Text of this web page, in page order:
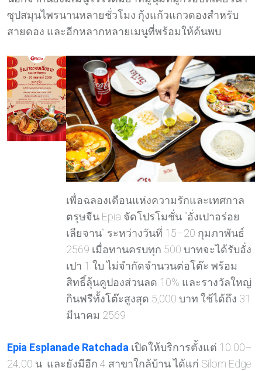
ซุปสมุนไพรนานหลายชั่วโมง กุ้งแก้วแกวดองสำหรับ
สายดอง และอีกหลากหลายเมนูที่พร้อมให้ค้นพบ
เพื่อฉลองเดือนแห่งความรักและเทศกาล
ตรุษจีน Epia จัดโปรโมชั่น “อั่งเปาอร่อย
เลียจาน” ระหว่างวันที่ 15–20 กุมภาพันธ์
2569 เมื่อทานครบทุก 500 บาทจะได้รับอั่ง
เปา 1 ใบ ไม่จำกัดจำนวนต่อโต๊ะ พร้อม
สิทธิ์ลุ้นคูปองส่วนลด 10% และรางวัลใหญ่
กินฟรีทั้งโต๊ะสูงสุด 5,000 บาท ใช้ได้ถึง 31
มีนาคม 2569
Epia Esplanade Ratchada เปิดให้บริการตั้งแต่ 10.00–
24.00 น. และยังมีอีก 4 สาขาใกล้บ้าน ได้แก่ Silom Edge